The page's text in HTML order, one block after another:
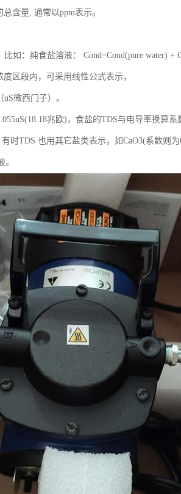
含量, 通常以ppm表示。
如：纯食盐溶液： Cond=Cond(pure water) +
区段内，可采用线性公式表示，
微西门子）。
兆欧)，食盐的TDS与电导率换算
时TDS 也用其它盐类表示，如CaO3(系数则